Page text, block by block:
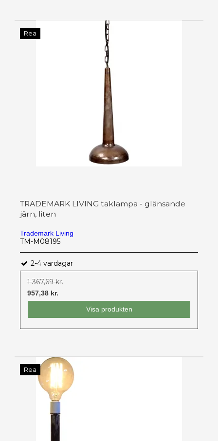
Rea
TRADEMARK LIVING taklampa - glänsande
järn, liten
Trademark Living
TM-M08195
2-4 vardagar
1 367,69 kr.
957,38 kr.
Visa produkten
Rea